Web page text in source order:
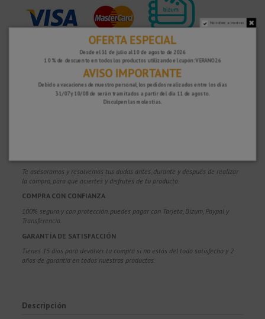
¿POR QUÉ ELEGIRNOS?
PORTES GRATUITOS
Costes de envío gratis para pedidos superiores a 100€. Válidos para España*,
Andorra y Portugal*. (*Solo península)
ENVÍOS EN 48-72 HORAS
Te asesoramos y resolvemos tus dudas antes, durante y después de realizar
la compra, para que aciertes y disfrutes de tu producto.
COMPRA CON CONFIANZA
100% segura y con protección, puedes pagar con Tarjeta, Bizum, Paypal y
Transferencia.
GARANTÍA DE SATISFACCIÓN
Tienes 15 días para devolver tu compra si no estás del todo satisfecho y 2
años de garantía en todos nuestros productos.
Descripción
No volver a mostrar.
OFERTA ESPECIAL
Desde el 31 de julio al 10 de agosto de 2026
10 % de descuento en todos los productos utilizando el cupón: VERANO26
AVISO IMPORTANTE
Debido a vacaciones de nuestro personal, los pedidos realizados entre los días
31/07 y 10/08 de serán tramitados a partir del día 11 de agosto.
Disculpen las molestias.